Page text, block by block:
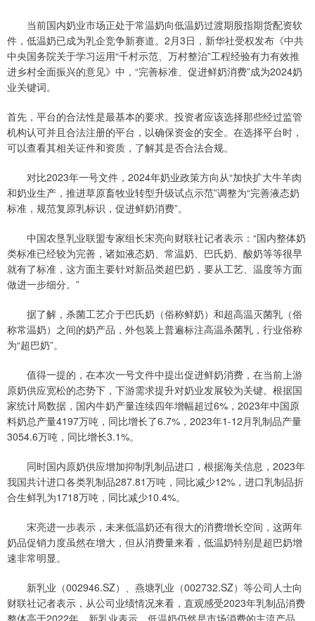
当前国内奶业市场正处于常温奶向低温奶过渡期股指期货配资软
件，低温奶已成为乳企竞争新赛道。2月3日，新华社受权发布《中共
中央国务院关于学习运用“千村示范、万村整治”工程经验有力有效推
进乡村全面振兴的意见》中，“完善标准、促进鲜奶消费”成为2024奶
业关键词。
首先，平台的合法性是最基本的要求。投资者应该选择那些经过监管
机构认可并且合法注册的平台，以确保资金的安全。在选择平台时，
可以查看其相关证件和资质，了解其是否合法合规。
对比2023年一号文件，2024年奶业政策方向从“加快扩大牛羊肉
和奶业生产，推进草原畜牧业转型升级试点示范”调整为“完善液态奶
标准，规范复原乳标识，促进鲜奶消费”。
中国农垦乳业联盟专家组长宋亮向财联社记者表示：“国内整体奶
类标准已经较为完善，诸如液态奶、常温奶、巴氏奶、酸奶等等很早
就有了标准，这方面主要针对新品类超巴奶，要从工艺、温度等方面
做进一步细分。”
据了解，杀菌工艺介于巴氏奶（俗称鲜奶）和超高温灭菌乳（俗
称常温奶）之间的奶产品，外包装上普遍标注高温杀菌乳，行业俗称
为“超巴奶”。
值得一提的，在本次一号文件中提出促进鲜奶消费，在当前上游
原奶供应宽松的态势下，下游需求提升对奶业发展较为关键。根据国
家统计局数据，国内牛奶产量连续四年增幅超过6%，2023年中国原
料奶总产量4197万吨，同比增长了6.7%，2023年1-12月乳制品产量
3054.6万吨，同比增长3.1%。
同时国内原奶供应增加抑制乳制品进口，根据海关信息，2023年
我国共计进口各类乳制品287.81万吨，同比减少12%，进口乳制品折
合生鲜乳为1718万吨，同比减少10.4%。
宋亮进一步表示，未来低温奶还有很大的消费增长空间，这两年
奶品促销力度虽然在增大，但从消费量来看，低温奶特别是超巴奶增
速非常明显。
新乳业（002946.SZ）、燕塘乳业（002732.SZ）等公司人士向
财联社记者表示，从公司业绩情况来看，直观感受2023年乳制品消费